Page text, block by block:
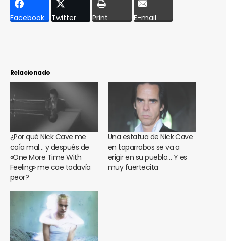
Facebook Twitter Print E-mail
Relacionado
¿Por qué Nick Cave me
caía mal… y después de
«One More Time With
Feeling» me cae todavía
peor?
Una estatua de Nick Cave
en taparrabos se va a
erigir en su pueblo… Y es
muy fuertecita